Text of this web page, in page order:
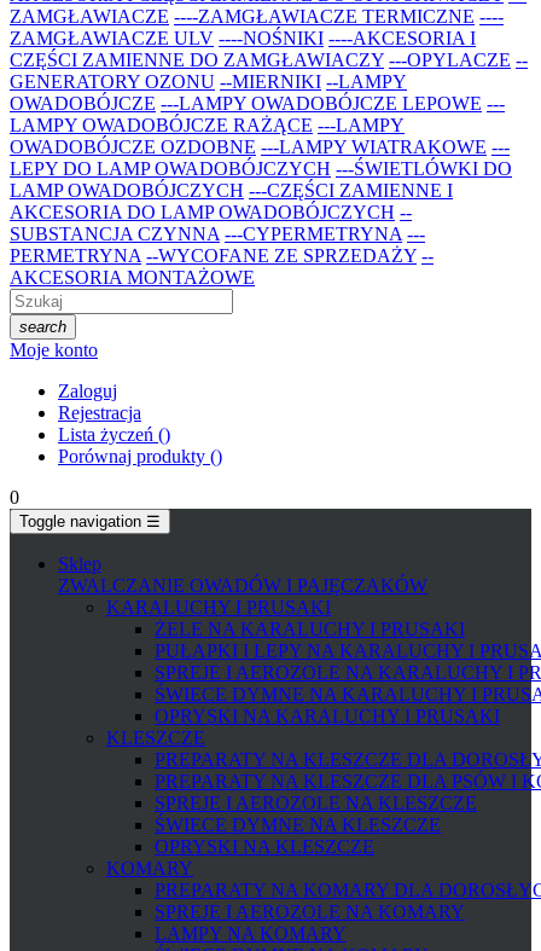
ZAMGŁAWIACZE ----ZAMGŁAWIACZE TERMICZNE ----
ZAMGŁAWIACZE ULV ----NOŚNIKI ----AKCESORIA I
CZĘŚCI ZAMIENNE DO ZAMGŁAWIACZY ---OPYLACZE --
GENERATORY OZONU --MIERNIKI --LAMPY
OWADOBÓJCZE ---LAMPY OWADOBÓJCZE LEPOWE ---
LAMPY OWADOBÓJCZE RAŻĄCE ---LAMPY
OWADOBÓJCZE OZDOBNE ---LAMPY WIATRAKOWE ---
LEPY DO LAMP OWADOBÓJCZYCH ---ŚWIETLÓWKI DO
LAMP OWADOBÓJCZYCH ---CZĘŚCI ZAMIENNE I
AKCESORIA DO LAMP OWADOBÓJCZYCH --
SUBSTANCJA CZYNNA ---CYPERMETRYNA ---
PERMETRYNA --WYCOFANE ZE SPRZEDAŻY --
AKCESORIA MONTAŻOWE
search
Moje konto
Zaloguj
Rejestracja
Lista życzeń ()
Porównaj produkty ()
0
Toggle navigation ☰
Sklep
ZWALCZANIE OWADÓW I PAJĘCZAKÓW
KARALUCHY I PRUSAKI
ŻELE NA KARALUCHY I PRUSAKI
PUŁAPKI I LEPY NA KARALUCHY I
SPREJE I AEROZOLE NA KARALUCHY I
ŚWIECE DYMNE NA KARALUCHY I
OPRYSKI NA KARALUCHY I PRUSAKI
KLESZCZE
PREPARATY NA KLESZCZE DLA
PREPARATY NA KLESZCZE DLA PSÓW I
SPREJE I AEROZOLE NA KLESZCZE
ŚWIECE DYMNE NA KLESZCZE
OPRYSKI NA KLESZCZE
KOMARY
PREPARATY NA KOMARY DLA
SPREJE I AEROZOLE NA KOMARY
LAMPY NA KOMARY